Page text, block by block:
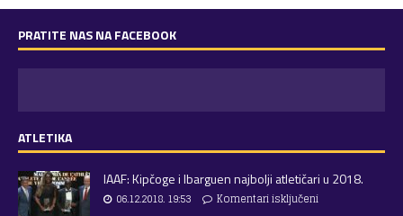
PRATITE NAS NA FACEBOOK
ATLETIKA
IAAF: Kipčoge i Ibarguen najbolji atletičari u 2018.
06.12.2018. 19:53 Komentari isključeni